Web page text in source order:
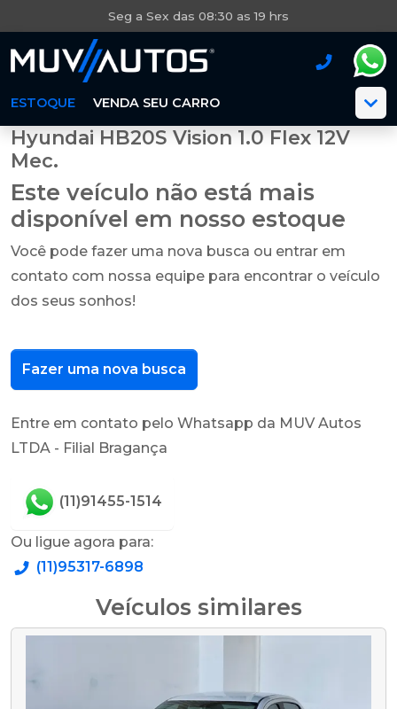
Seg a Sex das 08:30 as 19 hrs
ESTOQUE VENDA SEU CARRO
Hyundai HB20S Vision 1.0 Flex 12V
Mec.
Este veículo não está mais
disponível em nosso estoque
Você pode fazer uma nova busca ou entrar em
contato com nossa equipe para encontrar o veículo
dos seus sonhos!
Fazer uma nova busca
Entre em contato pelo Whatsapp da MUV Autos
LTDA - Filial Bragança
(11)91455-1514
Ou ligue agora para:
(11)95317-6898
Veículos similares